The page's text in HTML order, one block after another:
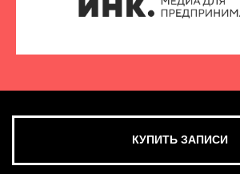
СМОТРЕТЬ ВСЕ ФОТО